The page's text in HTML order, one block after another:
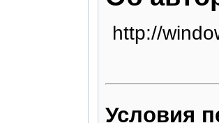
http://
Условия